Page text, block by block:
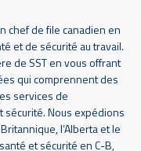
chef de file canadien en
et de sécurité au travail.
de SST en vous offrant
qui comprennent des
services de
Nous expédions
l’Alberta et le
et sécurité en C-B,